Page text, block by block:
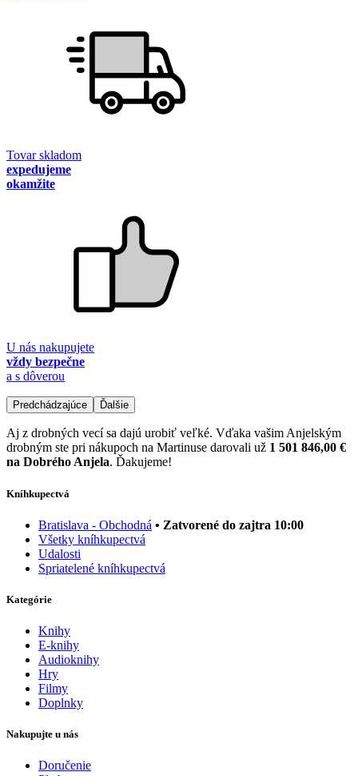
Tovar skladom
expedujeme
okamžite
U nás nakupujete
vždy bezpečne
a s dôverou
Predchádzajúce Ďalšie
Aj z drobných vecí sa dajú urobiť veľké. Vďaka vašim Anjelským
drobným ste pri nákupoch na Martinuse darovali už 1 501 846,00 €
na Dobrého Anjela. Ďakujeme!
Kníhkupectvá
Bratislava - Obchodná • Zatvorené do zajtra 10:00
Všetky kníhkupectvá
Udalosti
Spriatelené kníhkupectvá
Kategórie
Knihy
E-knihy
Audioknihy
Hry
Filmy
Doplnky
Nakupujte u nás
Doručenie